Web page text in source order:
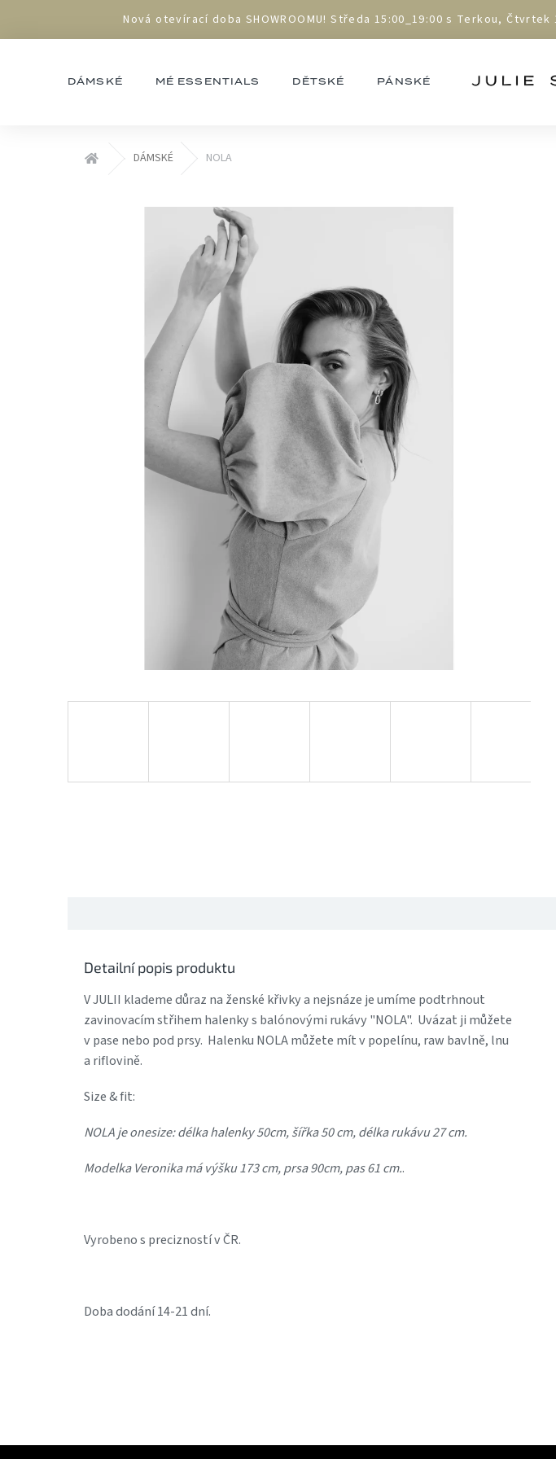
obsah
Nová otevírací doba SHOWROOMU! Středa 15:00_19:00 s Terkou,
DÁMSKÉ MÉ ESSENTIALS DĚTSKÉ PÁNSKÉ
Domů DÁMSKÉ NOLA
Detailní popis produktu
V JULII klademe důraz na ženské křivky a nejsnáze je umíme podtrhnout
zavinovacím střihem halenky s balónovými rukávy "NOLA". Uvázat ji můžete
v pase nebo pod prsy. Halenku NOLA můžete mít v popelínu, raw bavlně, lnu
a riflovině.
Size & fit:
NOLA je onesize: délka halenky 50cm, šířka 50 cm, délka rukávu 27 cm.
Modelka Veronika má výšku 173 cm, prsa 90cm, pas 61 cm..
Vyrobeno s precizností v ČR.
Doba dodání 14-21 dní.